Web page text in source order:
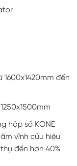
đến
hộp số KONE
vĩnh cửu hiệu
đến hơn 40%